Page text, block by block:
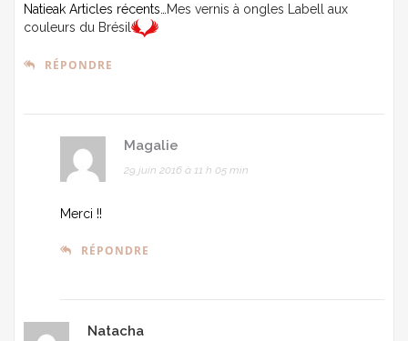
Natieak Articles récents…
Mes vernis à ongles Labell aux
couleurs du Brésil
RÉPONDRE
Magalie
29 juin 2016 à 11 h 05 min
Merci !!
RÉPONDRE
Natacha